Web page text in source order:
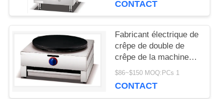
DEMANDEZ
UN DEVIS
soupe
CONTACT
Fabricant électrique de
crêpe de double de
crêpe de la machine
solides solubles
commercial de
$86~$150 MOQ:PCs 1
CONTACT